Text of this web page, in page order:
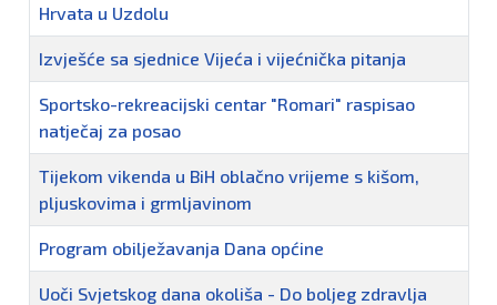
Hrvata u Uzdolu
Izvješće sa sjednice Vijeća i vijećnička pitanja
Sportsko-rekreacijski centar "Romari" raspisao
natječaj za posao
Tijekom vikenda u BiH oblačno vrijeme s kišom,
pljuskovima i grmljavinom
Program obilježavanja Dana općine
Uoči Svjetskog dana okoliša - Do boljeg zdravlja